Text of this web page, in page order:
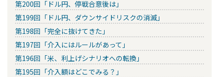
第200回「ドル円、停戦合意後は」
第199回「ドル円、ダウンサイドリスクの消滅」
第198回「完全に抜けてきた」
第197回「介入にはルールがあって」
第196回「米、利上げシナリオへの転換」
第195回「介入額はどこでみる？」